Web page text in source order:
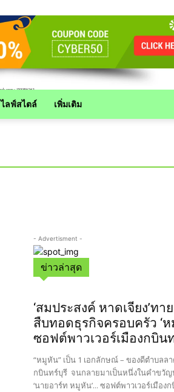
ไลฟ์สไตล์ เพิ่มเติม
- Advertisment -
ข่าวล่าสุด
‘สมประสงค์ หาดเจียง’ทา
สืบทอดธุรกิจครอบครัว ‘ห
ซอฟต์พาวเวอร์เมืองกบิน
“หมูหัน” เป็น 1 เอกลักษณ์ – ของดีตำบลล
กบินทร์บุรี จนกลายมาเป็นหนึ่งในคำขวัญ
‘นายอาร์ท หมูหัน’... ซอฟต์พาวเวอร์เมือง